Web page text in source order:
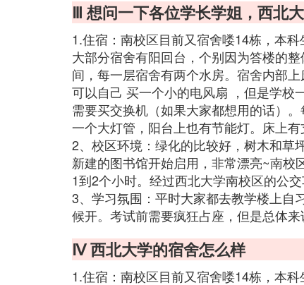
Ⅲ 想问一下各位学长学姐，西北
1.住宿：南校区目前又宿舍喽14栋，本
大部分宿舍有阳回台，个别因为答楼的
间，每一层宿舍有两个水房。宿舍内部
可以自己 买一个小的电风扇 ，但是学校
需要买交换机（如果大家都想用的话）
一个大灯管，阳台上也有节能灯。床上
2、校区环境：绿化的比较好，树木和草
新建的图书馆开始启用，非常漂亮~南
1到2个小时。经过西北大学南校区的公
3、学习氛围：平时大家都去教学楼上自
候开。考试前需要疯狂占座，但是总体
Ⅳ 西北大学的宿舍怎么样
1.住宿：南校区目前又宿舍喽14栋，本